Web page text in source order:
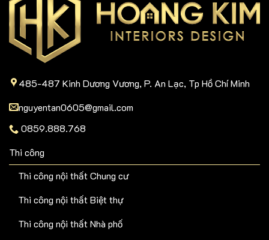
485-487 Kinh Dương Vương, P. An Lạc, Tp Hồ Chí Minh
nguyentan0605@gmail.com
0859.888.768
Thi công
Thi công nội thất Chung cư
Thi công nội thất Biệt thự
Thi công nội thất Nhà phố